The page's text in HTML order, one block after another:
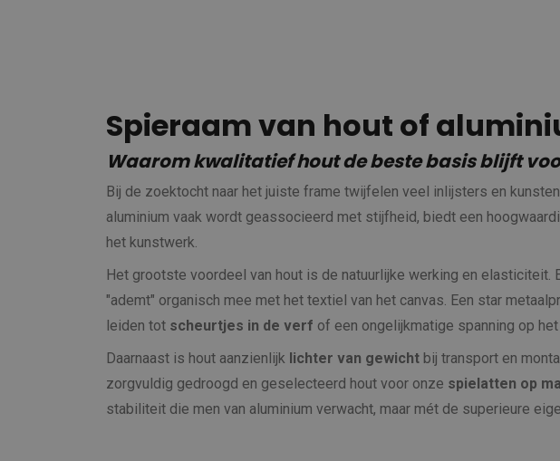
Spieraam van hout of
Waarom kwalitatief hout de beste basis blijft
Bij de zoektocht naar het juiste frame twijfelen veel inlijsters en
aluminium vaak wordt geassocieerd met stijfheid, biedt een
het kunstwerk.
Het grootste voordeel van hout is de natuurlijke werking en
"ademt" organisch mee met het textiel van het canvas. Een star
leiden tot scheurtjes in de verf of een ongelijkmatige spanning op
Daarnaast is hout aanzienlijk lichter van gewicht bij transport en
zorgvuldig gedroogd en geselecteerd hout voor onze spielatten op
stabiliteit die men van aluminium verwacht, maar mét de superieure